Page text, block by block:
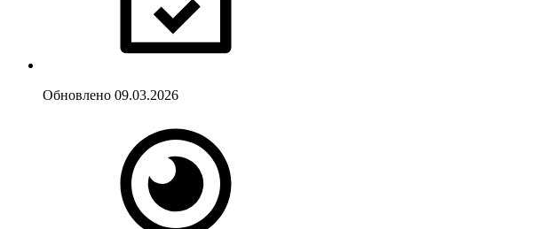
Обновлено 09.03.2026